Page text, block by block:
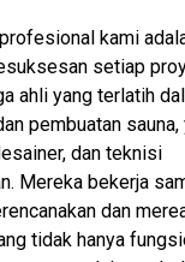
kami
setiap
ahli yang terlatih
pembuatan
dan teknisi
Mereka bekerja
dan
tidak hanya